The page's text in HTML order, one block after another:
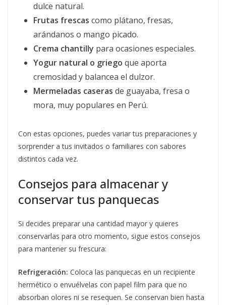
dulce natural.
Frutas frescas como plátano, fresas,
arándanos o mango picado.
Crema chantilly para ocasiones especiales.
Yogur natural o griego que aporta
cremosidad y balancea el dulzor.
Mermeladas caseras de guayaba, fresa o
mora, muy populares en Perú.
Con estas opciones, puedes variar tus preparaciones y
sorprender a tus invitados o familiares con sabores
distintos cada vez.
Consejos para almacenar y
conservar tus panquecas
Si decides preparar una cantidad mayor y quieres
conservarlas para otro momento, sigue estos consejos
para mantener su frescura:
Refrigeración: Coloca las panquecas en un recipiente
hermético o envuélvelas con papel film para que no
absorban olores ni se resequen. Se conservan bien hasta